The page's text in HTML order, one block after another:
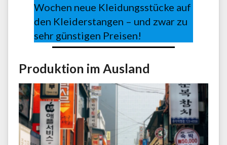
Wochen neue Kleidungsstücke auf
den Kleiderstangen – und zwar zu
sehr günstigen Preisen!
Produktion im Ausland